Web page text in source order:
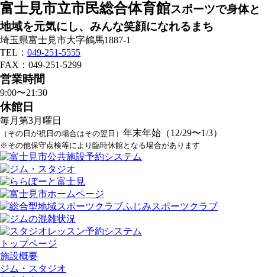
富士見市立市民総合体育館スポーツで身体と
地域を元気にし、みんな笑顔になれるまち
埼玉県富士見市大字鶴馬1887-1
TEL： 049-251-5555
FAX：049-251-5299
営業時間
9:00〜21:30
休館日
毎月第3月曜日
（その日が祝日の場合はその翌日） 年末年始（12/29〜1/3）
※その他保守点検等により臨時休館となる場合があります
トップページ
施設概要
ジム・スタジオ